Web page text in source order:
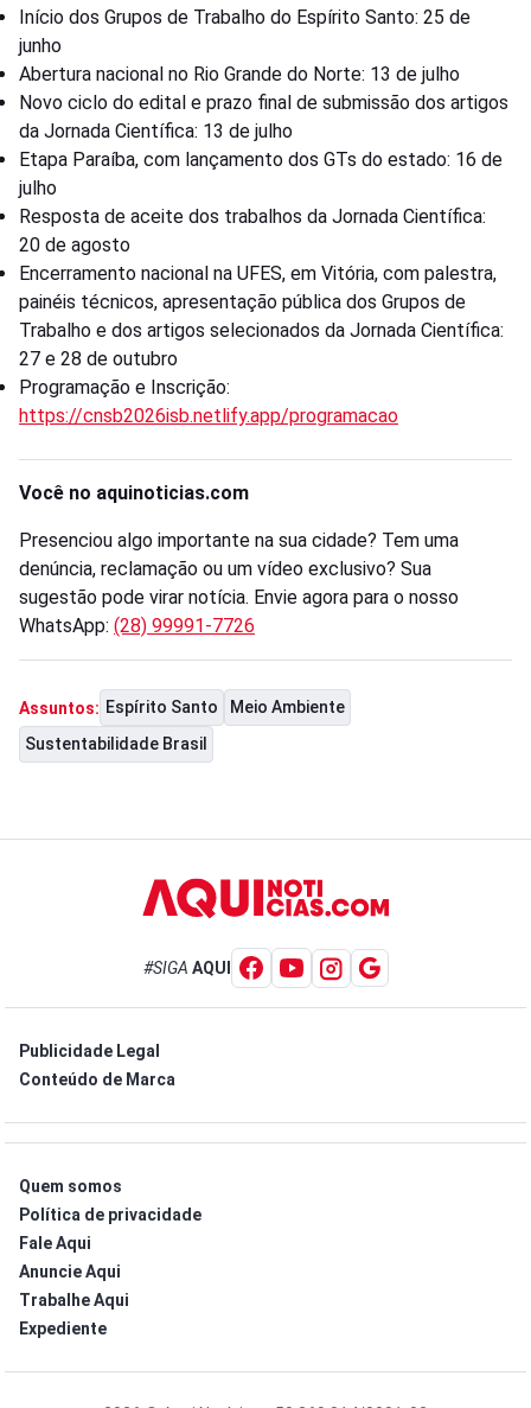
Início dos Grupos de Trabalho do Espírito Santo: 25 de
junho
Abertura nacional no Rio Grande do Norte: 13 de julho
Novo ciclo do edital e prazo final de submissão dos artigos
da Jornada Científica: 13 de julho
Etapa Paraíba, com lançamento dos GTs do estado: 16 de
julho
Resposta de aceite dos trabalhos da Jornada Científica:
20 de agosto
Encerramento nacional na UFES, em Vitória, com palestra,
painéis técnicos, apresentação pública dos Grupos de
Trabalho e dos artigos selecionados da Jornada Científica:
27 e 28 de outubro
Programação e Inscrição:
https://cnsb2026isb.netlify.app/programacao
Você no aquinoticias.com
Presenciou algo importante na sua cidade? Tem uma
denúncia, reclamação ou um vídeo exclusivo? Sua
sugestão pode virar notícia. Envie agora para o nosso
WhatsApp: (28) 99991-7726
Assuntos: Espírito Santo
Meio Ambiente
Sustentabilidade Brasil
#SIGA AQUI
Publicidade Legal
Conteúdo de Marca
Quem somos
Política de privacidade
Fale Aqui
Anuncie Aqui
Trabalhe Aqui
Expediente